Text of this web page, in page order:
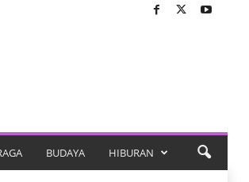
BUDAYA HIBURAN